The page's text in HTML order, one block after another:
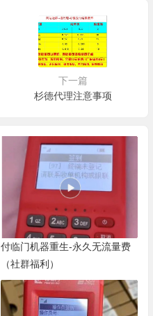
下一篇
杉德代理注意事项
付临门机器重生-永久无流量费
（社群福利）